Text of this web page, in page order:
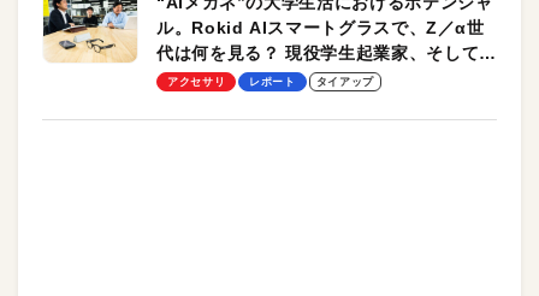
ル。Rokid AIスマートグラスで、Z／α世
代は何を見る？ 現役学生起業家、そして教
授による体験会レポート【PR】
アクセサリ レポート タイアップ